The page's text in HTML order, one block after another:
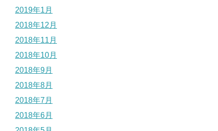
2019年1月
2018年12月
2018年11月
2018年10月
2018年9月
2018年8月
2018年7月
2018年6月